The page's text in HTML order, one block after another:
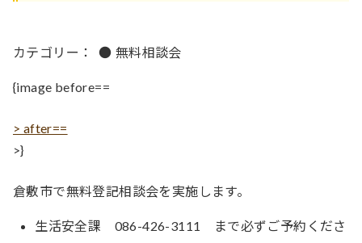
カテゴリー： ● 無料相談会
{image before==
> after==
>}
倉敷市で無料登記相談会を実施します。
生活安全課 086-426-3111 まで必ずご予約くださ